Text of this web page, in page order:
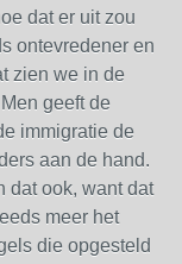
dat er uit zou
ontevredener en
zien we in de
geeft de
immigratie de
aan de hand.
dat ook, want dat
meer het
die opgesteld